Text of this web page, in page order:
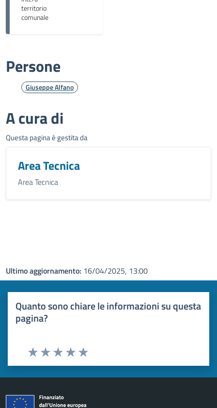
territorio
comunale
Persone
Giuseppe Alfano
A cura di
Questa pagina è gestita da
Area Tecnica
Area Tecnica
Ultimo aggiornamento: 16/04/2025, 13:00
Quanto sono chiare le informazioni su questa
pagina?
Valuta 5 stelle su 5
Valuta 4 stelle su 5
Valuta 3 stelle su 5
Valuta 2 stelle su 5
Valuta 1 stelle su 5